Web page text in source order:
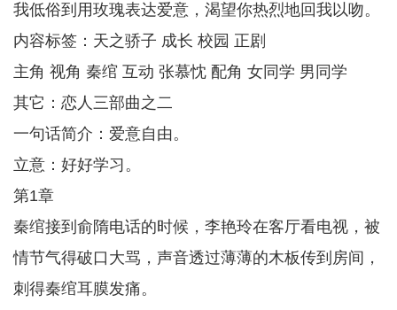
我低俗到用玫瑰表达爱意，渴望你热烈地回我以吻。
内容标签：天之骄子 成长 校园 正剧
主角 视角 秦绾 互动 张慕忱 配角 女同学 男同学
其它：恋人三部曲之二
一句话简介：爱意自由。
立意：好好学习。
第1章
秦绾接到俞隋电话的时候，李艳玲在客厅看电视，被
情节气得破口大骂，声音透过薄薄的木板传到房间，
刺得秦绾耳膜发痛。